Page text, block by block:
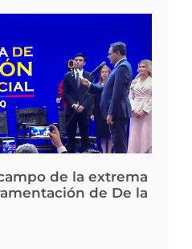
de la extrema
de De la